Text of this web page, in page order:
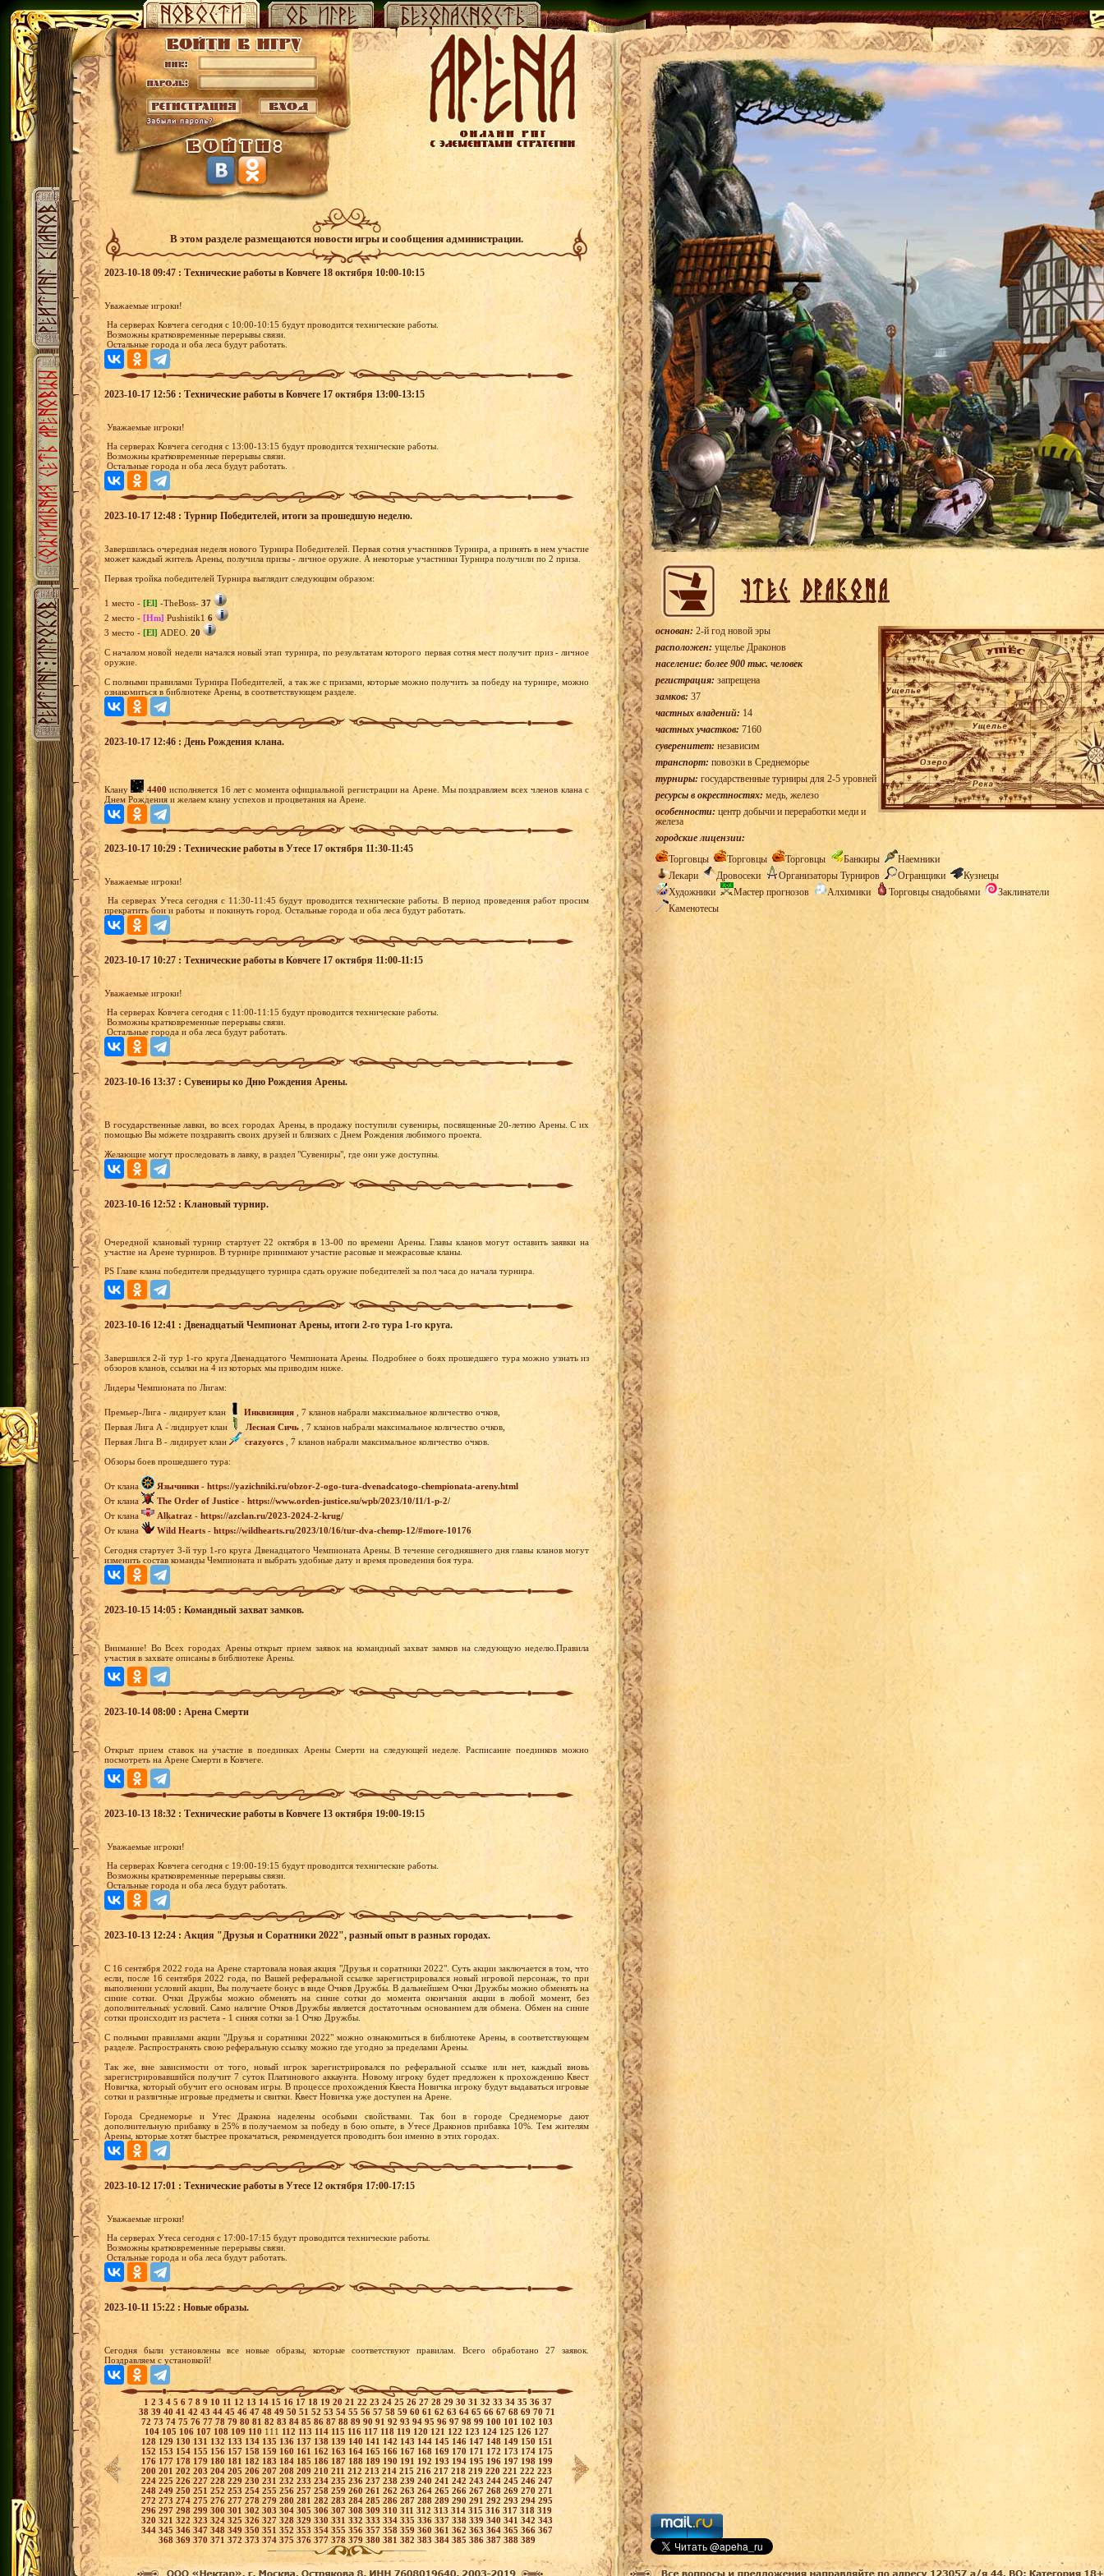
В этом разделе размещаются новости игры и сообщения администрации.
2023-10-18 09:47 : Технические работы в Ковчеге 18 октября 10:00-10:15
Уважаемые игроки!
На серверах Ковчега сегодня с 10:00-10:15 будут проводится технические работы.
Возможны кратковременные перерывы связи.
Остальные города и оба леса будут работать.
2023-10-17 12:56 : Технические работы в Ковчеге 17 октября 13:00-13:15
Уважаемые игроки!
На серверах Ковчега сегодня с 13:00-13:15 будут проводится технические работы.
Возможны кратковременные перерывы связи.
Остальные города и оба леса будут работать.
2023-10-17 12:48 : Турнир Победителей, итоги за прошедшую неделю.
Завершилась очередная неделя нового Турнира Победителей. Первая сотня участников Турнира, а принять в нем участие
может каждый житель Арены, получила призы - личное оружие. А некоторые участники Турнира получили по 2 приза.
Первая тройка победителей Турнира выглядит следующим образом:
1 место - [El] -TheBoss- 37
2 место - [Hm] Pushistik1 6
3 место - [El] ADEO. 20
С началом новой недели начался новый этап турнира, по результатам которого первая сотня мест получит приз - личное
оружие.
С полными правилами Турнира Победителей, а так же с призами, которые можно получить за победу на турнире, можно
ознакомиться в библиотеке Арены, в соответствующем разделе.
2023-10-17 12:46 : День Рождения клана.
Клану 4400 исполняется 16 лет с момента официальной регистрации на Арене. Мы поздравляем всех членов клана с
Днем Рождения и желаем клану успехов и процветания на Арене.
2023-10-17 10:29 : Технические работы в Утесе 17 октября 11:30-11:45
Уважаемые игроки!
На серверах Утеса сегодня с 11:30-11:45 будут проводится технические работы. В период проведения работ просим
прекратить бои и работы и покинуть город. Остальные города и оба леса будут работать.
2023-10-17 10:27 : Технические работы в Ковчеге 17 октября 11:00-11:15
Уважаемые игроки!
На серверах Ковчега сегодня с 11:00-11:15 будут проводится технические работы.
Возможны кратковременные перерывы связи.
Остальные города и оба леса будут работать.
2023-10-16 13:37 : Сувениры ко Дню Рождения Арены.
В государственные лавки, во всех городах Арены, в продажу поступили сувениры, посвященные 20-летию Арены. С их
помощью Вы можете поздравить своих друзей и близких с Днем Рождения любимого проекта.
Желающие могут проследовать в лавку, в раздел "Сувениры", где они уже доступны.
2023-10-16 12:52 : Клановый турнир.
Очередной клановый турнир стартует 22 октября в 13-00 по времени Арены. Главы кланов могут оставить заявки на
участие на Арене турниров. В турнире принимают участие расовые и межрасовые кланы.
PS Главе клана победителя предыдущего турнира сдать оружие победителей за пол часа до начала турнира.
2023-10-16 12:41 : Двенадцатый Чемпионат Арены, итоги 2-го тура 1-го круга.
Завершился 2-й тур 1-го круга Двенадцатого Чемпионата Арены. Подробнее о боях прошедшего тура можно узнать из
обзоров кланов, ссылки на 4 из которых мы приводим ниже.
Лидеры Чемпионата по Лигам:
Премьер-Лига - лидирует клан Инквизиция , 7 кланов набрали максимальное количество очков,
Первая Лига А - лидирует клан
Лесная Сичь , 7 кланов набрали максимальное количество очков,
Первая Лига В - лидирует клан
crazyorcs , 7 кланов набрали максимальное количество очков.
Обзоры боев прошедшего тура:
От клана Язычники - https://yazichniki.ru/obzor-2-ogo-tura-dvenadcatogo-chempionata-areny.html
От клана
The Order of Justice - https://www.orden-justice.su/wpb/2023/10/11/1-p-2/
От клана
Alkatraz - https://azclan.ru/2023-2024-2-krug/
От клана
Wild Hearts - https://wildhearts.ru/2023/10/16/tur-dva-chemp-12/#more-10176
Сегодня стартует 3-й тур 1-го круга Двенадцатого Чемпионата Арены. В течение сегодняшнего дня главы кланов могут
изменить состав команды Чемпионата и выбрать удобные дату и время проведения боя тура.
2023-10-15 14:05 : Командный захват замков.
Внимание! Во Всех городах Арены открыт прием заявок на командный захват замков на следующую неделю.Правила
участия в захвате описаны в библиотеке Арены.
2023-10-14 08:00 : Арена Смерти
Открыт прием ставок на участие в поединках Арены Смерти на следующей неделе. Расписание поединков можно
посмотреть на Арене Смерти в Ковчеге.
2023-10-13 18:32 : Технические работы в Ковчеге 13 октября 19:00-19:15
Уважаемые игроки!
На серверах Ковчега сегодня с 19:00-19:15 будут проводится технические работы.
Возможны кратковременные перерывы связи.
Остальные города и оба леса будут работать.
2023-10-13 12:24 : Акция "Друзья и Соратники 2022", разный опыт в разных городах.
С 16 сентября 2022 года на Арене стартовала новая акция "Друзья и соратники 2022". Суть акции заключается в том, что
если, после 16 сентября 2022 года, по Вашей реферальной ссылке зарегистрировался новый игровой персонаж, то при
выполнении условий акции, Вы получаете бонус в виде Очков Дружбы. В дальнейшем Очки Дружбы можно обменять на
синие сотки. Очки Дружбы можно обменять на синие сотки до момента окончания акции в любой момент, без
дополнительных условий. Само наличие Очков Дружбы является достаточным основанием для обмена. Обмен на синие
сотки происходит из расчета - 1 синяя сотки за 1 Очко Дружбы.
С полными правилами акции "Друзья и соратники 2022" можно ознакомиться в библиотеке Арены, в соответствующем
разделе. Распространять свою реферальную ссылку можно где угодно за пределами Арены.
Так же, вне зависимости от того, новый игрок зарегистрировался по реферальной ссылке или нет, каждый вновь
зарегистрировавшийся получит 7 суток Платинового аккаунта. Новому игроку будет предложен к прохождению Квест
Новичка, который обучит его основам игры. В процессе прохождения Квеста Новичка игроку будут выдаваться игровые
сотки и различные игровые предметы и свитки. Квест Новичка уже доступен на Арене.
Города Среднеморье и Утес Дракона наделены особыми свойствами. Так бои в городе Среднеморье дают
дополнительную прибавку в 25% в получаемом за победу в бою опыте, в Утесе Драконов прибавка 10%. Тем жителям
Арены, которые хотят быстрее прокачаться, рекомендуется проводить бои именно в этих городах.
2023-10-12 17:01 : Технические работы в Утесе 12 октября 17:00-17:15
Уважаемые игроки!
На серверах Утеса сегодня с 17:00-17:15 будут проводится технические работы.
Возможны кратковременные перерывы связи.
Остальные города и оба леса будут работать.
2023-10-11 15:22 : Новые образы.
Сегодня были установлены все новые образы, которые соответствуют правилам. Всего обработано 27 заявок.
Поздравляем с установкой!
1 2 3 4 5 6 7 8 9 10 11 12 13 14 15 16 17 18 19 20 21 22 23 24 25 26 27 28 29 30 31 32 33 34 35 36 37
38 39 40 41 42 43 44 45 46 47 48 49 50 51 52 53 54 55 56 57 58 59 60 61 62 63 6465 66 67 68 69 70 71
72 73 74 75 76 77 78 79 80 81 82 83 84 85 86 87 88 89 90 91 92 93 94 95 96 97 98 99 100 101 102 103
104105 106 107 108 109 110 111 112 113 114 115 116 117 118 119 120 121 122 123 124 125 126 127
128 129 130 131 132 133 134 135 136 137 138 139 140 141 142 143 144 145 146 147 148 149 150 151
152 153 154 155 156 157 158 159 160 161 162 163 164 165 166 167 168 169 170 171 172 173 174 175
176 177 178 179 180 181 182 183 184 185186 187 188 189 190 191 192 193 194 195 196 197 198 199
200 201 202 203 204 205 206 207 208 209 210 211 212 213 214 215 216 217 218 219 220 221 222 223
224 225 226 227 228 229 230 231 232 233 234 235 236 237 238 239 240 241 242 243 244 245 246 247
248 249 250 251 252 253 254 255 256 257 258 259 260261 262 263 264 265 266 267 268 269 270 271
272 273 274 275 276 277 278 279 280 281 282 283 284 285 286 287 288 289 290 291 292 293 294 295
296 297 298 299 300 301 302 303 304 305 306 307 308 309 310 311 312 313 314 315 316 317 318 319
320 321 322 323 324 325 326 327 328 329 330 331 332 333 334 335 336 337 338 339 340 341 342 343
344 345 346 347 348 349 350 351 352 353 354 355 356 357 358 359 360 361 362 363 364 365 366 367
368 369 370 371 372 373 374 375 376 377 378 379 380 381 382 383 384 385 386 387 388 389
основан: 2-й год новой эры
расположен: ущелье Драконов
население: более 900 тыс. человек
регистрация: запрещена
замков: 37
частных владений: 14
частных участков: 7160
суверенитет: независим
транспорт: повозки в Среднеморье
турниры: государственные турниры для 2-5 уровней
ресурсы в окрестностях: медь, железо
особенности: центр добычи и переработки меди и
железа
городские лицензии:
Торговцы
Торговцы Торговцы Банкиры
Наемники
Лекари
Дровосеки Организаторы Турниров Огранщики
Кузнецы
Художники
Мастер прогнозов Алхимики Торговцы снадобьями
Заклинатели
Каменотесы